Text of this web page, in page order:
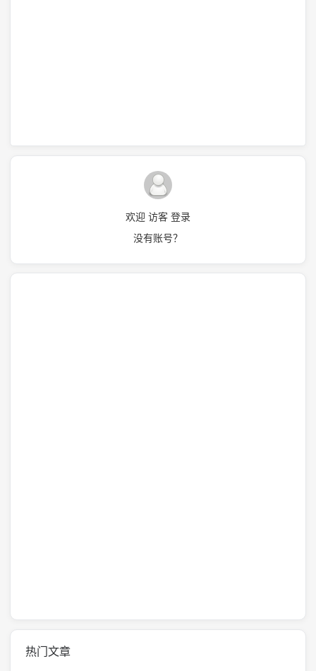
欢迎 访客 登录
没有账号？
热门文章